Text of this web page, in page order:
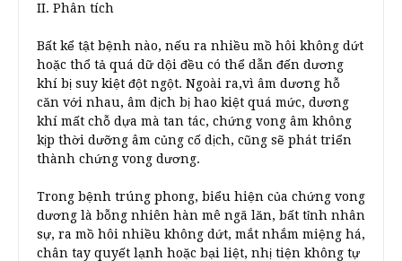
II. Phân tích
Bất kể tật bệnh nào, nếu ra nhiều mồ hôi không dứt
hoặc thổ tả quá dữ dội đều có thể dẫn đến dương
khí bị suy kiệt đột ngột. Ngoài ra,vì âm dương hỗ
căn với nhau, âm dịch bị hao kiệt quá mức, dương
khí mất chỗ dựa mà tan tác, chứng vong âm không
kịp thời dưỡng âm củng cố dịch, cũng sẽ phát triển
thành chứng vong dương.
Trong bệnh trúng phong, biểu hiện của chứng vong
dương là bỗng nhiên hàn mê ngã lăn, bất tỉnh nhân
sự, ra mồ hôi nhiều không dứt, mắt nhắm miệng há,
chân tay quyết lạnh hoặc bại liệt, nhị tiện không tự